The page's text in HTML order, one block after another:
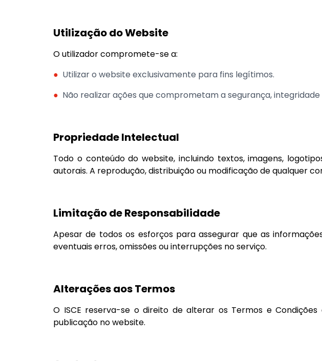
Utilização do Website
O utilizador compromete-se a:
● Utilizar o website exclusivamente para fins legítimos.
● Não realizar ações que comprometam a segurança,
Propriedade Intelectual
Todo o conteúdo do website, incluindo textos, imagens,
autorais. A reprodução, distribuição ou modificação de qualquer
Limitação de Responsabilidade
Apesar de todos os esforços para assegurar que as
eventuais erros, omissões ou interrupções no serviço.
Alterações aos Termos
O ISCE reserva-se o direito de alterar os Termos e
publicação no website.